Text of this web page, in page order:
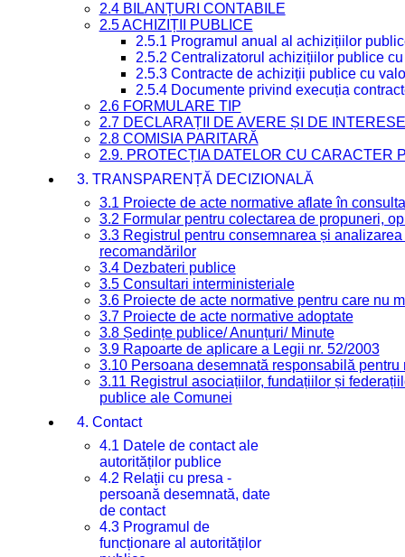
2.4 BILANȚURI CONTABILE
2.5 ACHIZIȚII PUBLICE
2.5.1 Programul anual al achizițiilor
2.5.2 Centralizatorul achizițiilor publice
2.5.3 Contracte de achiziții publice cu
2.5.4 Documente privind execuția
2.6 FORMULARE TIP
2.7 DECLARAȚII DE AVERE ȘI DE INTERESE
2.8 COMISIA PARITARĂ
2.9. PROTECȚIA DATELOR CU CARACTER
3. TRANSPARENȚĂ DECIZIONALĂ
3.1 Proiecte de acte normative aflate în
3.2 Formular pentru colectarea de propuneri,
3.3 Registrul pentru consemnarea și
recomandărilor
3.4 Dezbateri publice
3.5 Consultari interministeriale
3.6 Proiecte de acte normative pentru care nu
3.7 Proiecte de acte normative adoptate
3.8 Ședințe publice/ Anunțuri/ Minute
3.9 Rapoarte de aplicare a Legii nr. 52/2003
3.10 Persoana desemnată responsabilă
3.11 Registrul asociațiilor, fundațiilor și
publice ale Comunei
4. Contact
4.1 Datele de contact ale
autorităților publice
4.2 Relații cu presa -
persoană desemnată, date
de contact
4.3 Programul de
funcționare al autorităților